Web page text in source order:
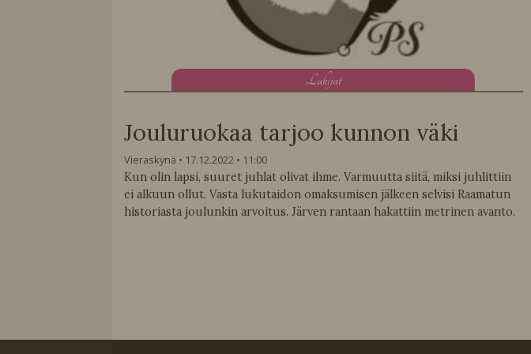
Lukijat
Jouluruokaa tarjoo kunnon väki
Vieraskynä 17.12.2022
11:00
Kun olin lapsi, suuret juhlat olivat ihme. Varmuutta siitä, miksi juhlittiin
ei alkuun ollut. Vasta lukutaidon omaksumisen jälkeen selvisi Raamatun
historiasta joulunkin arvoitus. Järven rantaan hakattiin metrinen avanto.